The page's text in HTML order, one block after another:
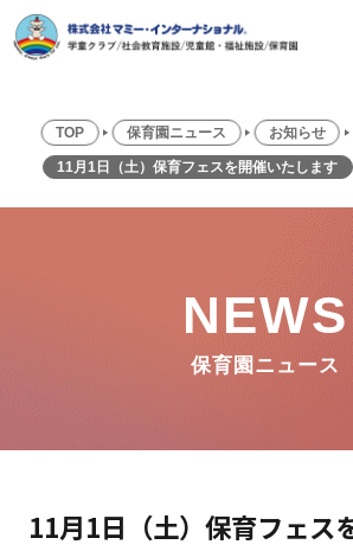
TOP 保育園ニュース お知らせ
11月1日（土）保育フェスを開催いたします
NEWS
保育園ニュース
11月1日（土）保育フェス